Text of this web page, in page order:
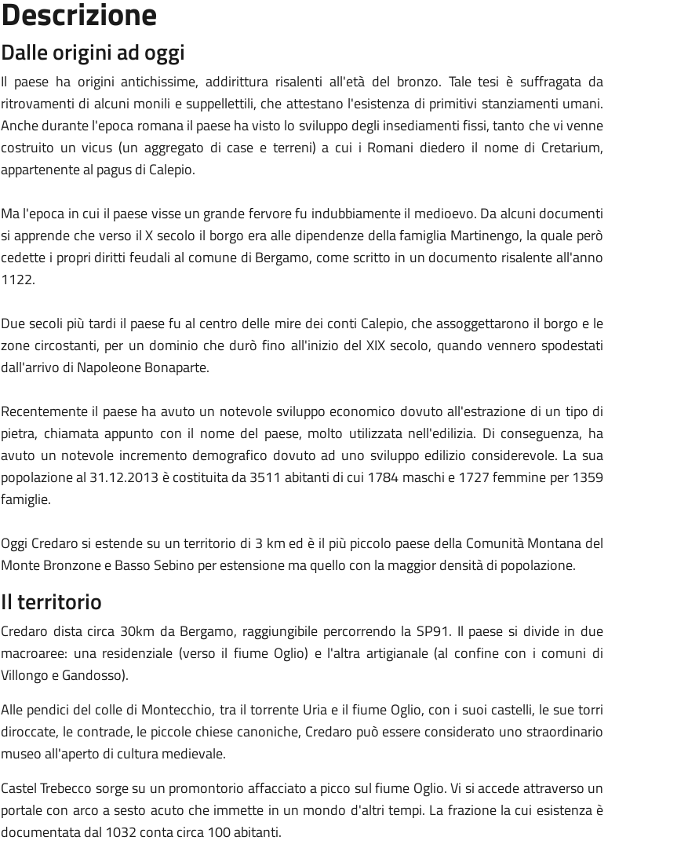
Descrizione
Dalle origini ad oggi
Il paese ha origini antichissime, addirittura risalenti all'età del bronzo. Tale tesi è suffragata da
ritrovamenti di alcuni monili e suppellettili, che attestano l'esistenza di primitivi stanziamenti umani.
Anche durante l'epoca romana il paese ha visto lo sviluppo degli insediamenti fissi, tanto che vi venne
costruito un vicus (un aggregato di case e terreni) a cui i Romani diedero il nome di Cretarium,
appartenente al pagus di Calepio.
Ma l'epoca in cui il paese visse un grande fervore fu indubbiamente il medioevo. Da alcuni documenti
si apprende che verso il X secolo il borgo era alle dipendenze della famiglia Martinengo, la quale però
cedette i propri diritti feudali al comune di Bergamo, come scritto in un documento risalente all'anno
1122.
Due secoli più tardi il paese fu al centro delle mire dei conti Calepio, che assoggettarono il borgo e le
zone circostanti, per un dominio che durò fino all'inizio del XIX secolo, quando vennero spodestati
dall'arrivo di Napoleone Bonaparte.
Recentemente il paese ha avuto un notevole sviluppo economico dovuto all'estrazione di un tipo di
pietra, chiamata appunto con il nome del paese, molto utilizzata nell'edilizia. Di conseguenza, ha
avuto un notevole incremento demografico dovuto ad uno sviluppo edilizio considerevole. La sua
popolazione al 31.12.2013 è costituita da 3511 abitanti di cui 1784 maschi e 1727 femmine per 1359
famiglie.
Oggi Credaro si estende su un territorio di 3 km ed è il più piccolo paese della Comunità Montana del
Monte Bronzone e Basso Sebino per estensione ma quello con la maggior densità di popolazione.
Il territorio
Credaro dista circa 30km da Bergamo, raggiungibile percorrendo la SP91. Il paese si divide in due
macroaree: una residenziale (verso il fiume Oglio) e l'altra artigianale (al confine con i comuni di
Villongo e Gandosso).
Alle pendici del colle di Montecchio, tra il torrente Uria e il fiume Oglio, con i suoi castelli, le sue torri
diroccate, le contrade, le piccole chiese canoniche, Credaro può essere considerato uno straordinario
museo all'aperto di cultura medievale.
Castel Trebecco sorge su un promontorio affacciato a picco sul fiume Oglio. Vi si accede attraverso un
portale con arco a sesto acuto che immette in un mondo d'altri tempi. La frazione la cui esistenza è
documentata dal 1032 conta circa 100 abitanti.